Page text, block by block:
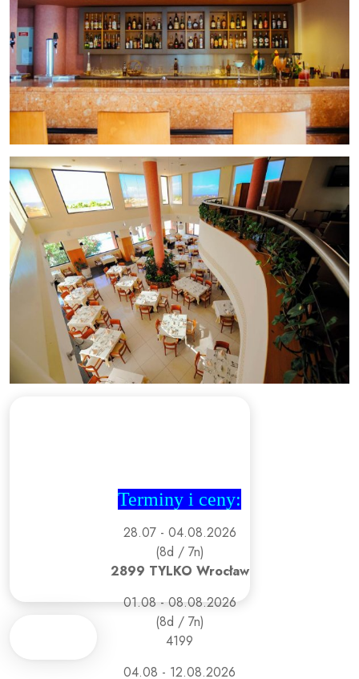
Terminy i ceny:
28.07 - 04.08.2026
(8d / 7n)
2899 TYLKO Wrocław
01.08 - 08.08.2026
(8d / 7n)
4199
04.08 - 12.08.2026